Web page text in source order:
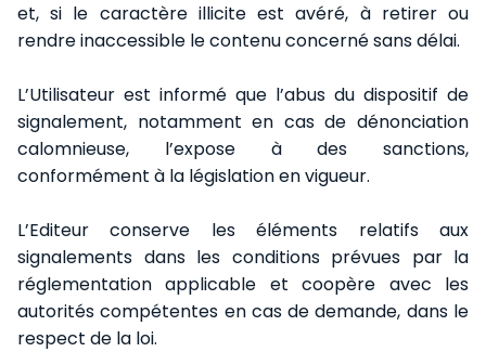
et, si le caractère illicite est avéré, à retirer ou
rendre inaccessible le contenu concerné sans délai.
L’Utilisateur est informé que l’abus du dispositif de
signalement, notamment en cas de dénonciation
calomnieuse, l’expose à des sanctions,
conformément à la législation en vigueur.
L’Editeur conserve les éléments relatifs aux
signalements dans les conditions prévues par la
réglementation applicable et coopère avec les
autorités compétentes en cas de demande, dans le
respect de la loi.